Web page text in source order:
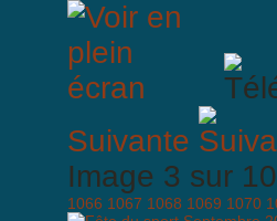
Suivante
Image 3 sur
1066 1067 1068 1069 1070